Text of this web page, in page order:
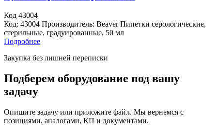
Код 43004
Код: 43004 Производитель: Beaver Пипетки серологические,
стерильные, градуированные, 50 мл
Подробнее
Закупка без лишней переписки
Подберем оборудование под вашу
задачу
Опишите задачу или приложите файл. Мы вернемся с
позициями, аналогами, КП и документами.